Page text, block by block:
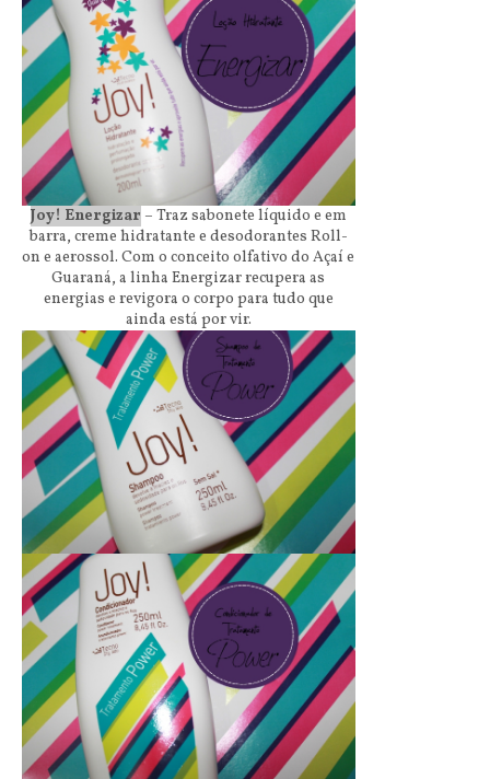
Joy! Energizar – Traz sabonete líquido e em
barra, creme hidratante e desodorantes Roll-
on e aerossol. Com o conceito olfativo do Açaíe
Guaraná, a linha Energizar recupera as
energias e revigora o corpo para tudo que
ainda está por vir.